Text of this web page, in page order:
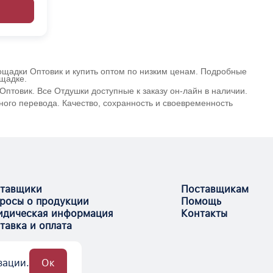
Оптовик и купить оптом по низким ценам. Подробные
Все Отдушки доступные к заказу он-лайн в наличии.
перевода. Качество, сохранность и своевременность
о продукции
информация
и оплата
Поставщикам
Помощь
Контакты
Ок